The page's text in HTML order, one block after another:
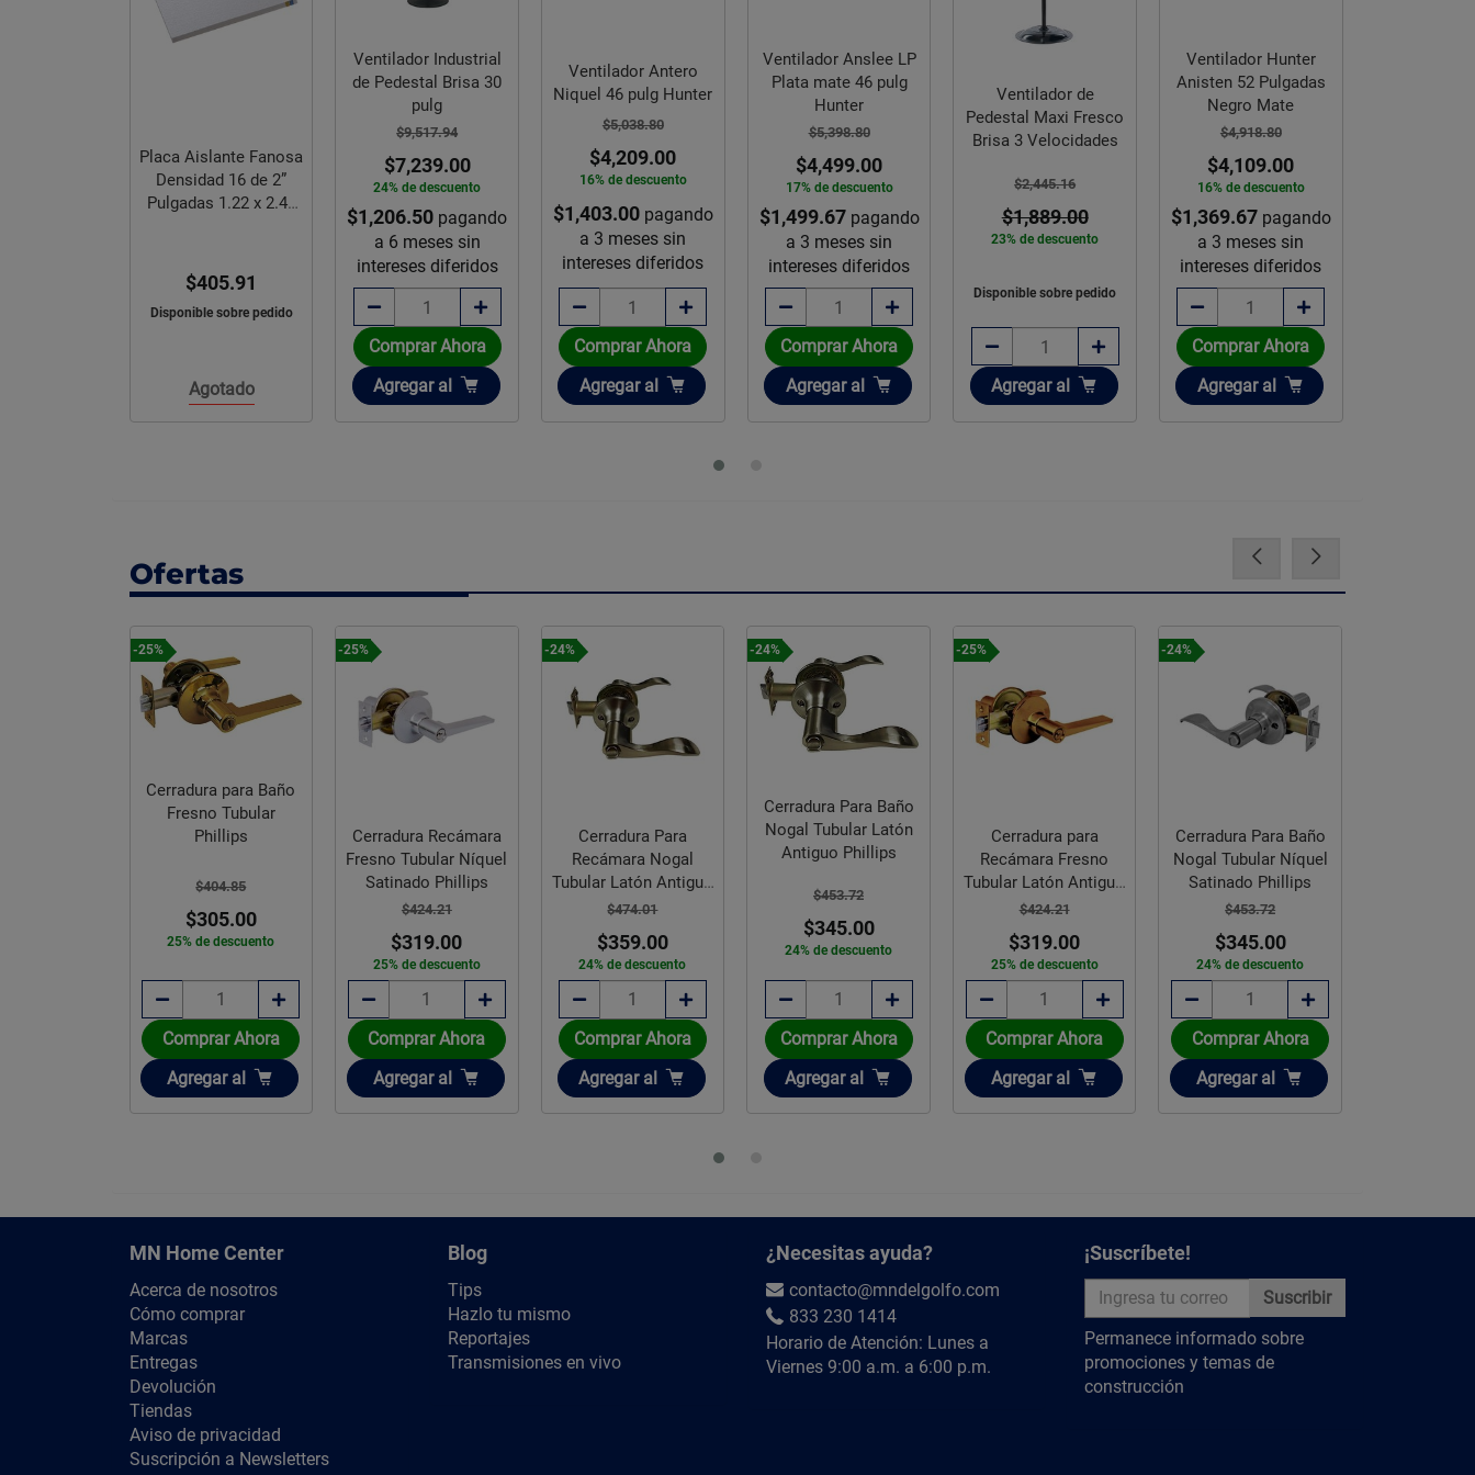
Placa Aislante Fanosa
Densidad 16 de 2”
Pulgadas 1.22 x 2.44
$405.91
Disponible sobre pedido
Agotado
Ventilador Industrial
de Pedestal Brisa 30
pulg
$9,517.94
$7,239.00
24% de descuento
$1,206.50 pagando
a 6 meses sin
intereses diferidos
Comprar Ahora
Añadir
Agregar al
Ventilador Antero
Niquel 46 pulg Hunter
$5,038.80
$4,209.00
16% de descuento
$1,403.00pagando
a 3 meses sin
intereses diferidos
Comprar Ahora
Añadir
Agregar al
Ventilador Anslee LP
Plata mate 46 pulg
Hunter
$5,398.80
$4,499.00
17% de descuento
$1,499.67pagando
a 3 meses sin
intereses diferidos
Comprar Ahora
Añadir
Agregar al
Ventilador de
Pedestal Maxi Fresco
Brisa 3 Velocidades
$2,445.16
$1,889.00
23% de descuento
Disponible sobre pedido
Añadir
Agregar al
Ventilador Hunter
Anisten 52 Pulgadas
Negro Mate
$4,918.80
$4,109.00
16% de descuento
$1,369.67pagando
a 3 meses sin
intereses diferidos
Comprar Ahora
Añadir
Agregar al
Ofertas
-25%
Cerradura para Baño
Fresno Tubular
Phillips
$404.85
$305.00
25% de descuento
Comprar Ahora
Añadir
Agregar al
-25%
Cerradura Recámara
Fresno Tubular Níquel
Satinado Phillips
$424.21
$319.00
25% de descuento
Comprar Ahora
Añadir
Agregar al
-24%
Cerradura Para
Recámara Nogal
Tubular Latón Antiguo
Phillips
$474.01
$359.00
24% de descuento
Comprar Ahora
Añadir
Agregar al
-24%
Cerradura Para Baño
Nogal Tubular Latón
Antiguo Phillips
$453.72
$345.00
24% de descuento
Comprar Ahora
Añadir
Agregar al
-25%
Cerradura para
Recámara Fresno
Tubular Latón Antiguo
Phillips
$424.21
$319.00
25% de descuento
Comprar Ahora
Añadir
Agregar al
-24%
Cerradura Para Baño
Nogal Tubular Níquel
Satinado Phillips
$453.72
$345.00
24% de descuento
Comprar Ahora
Añadir
Agregar al
MN Home Center
Acerca de nosotros
Cómo comprar
Marcas
Entregas
Devolución
Tiendas
Aviso de privacidad
Suscripción a Newsletters
Blog
Tips
Hazlo tu mismo
Reportajes
Transmisiones en vivo
¿Necesitas ayuda?
contacto@mndelgolfo.com
833 230 1414
Horario de Atención: Lunes a
Viernes 9:00 a.m. a 6:00 p.m.
¡Suscríbete!
Suscribir
Permanece informado sobre
promociones y temas de
construcción